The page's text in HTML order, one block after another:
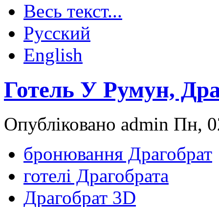
Весь текст...
Русский
English
Готель У Румун,
Опубліковано admin Пн,
бронювання Драгобрат
готелі Драгобрата
Драгобрат 3D